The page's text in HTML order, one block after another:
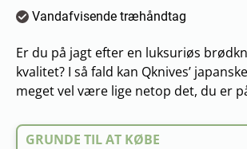
Vandafvisende træhåndtag
Er du på jagt efter en luksuriøs
kvalitet? I så fald kan Qknives’
meget vel være lige netop det, du er
GRUNDE TIL AT KØBE